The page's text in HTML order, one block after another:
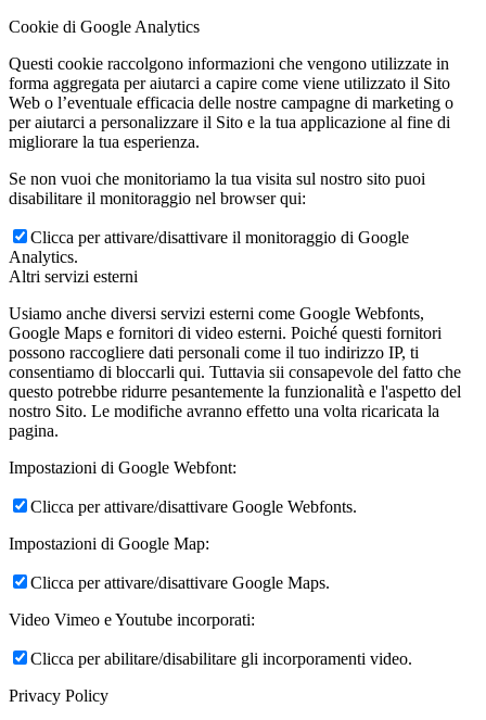
Cookie di Google Analytics
Questi cookie raccolgono informazioni che vengono utilizzate in
forma aggregata per aiutarci a capire come viene utilizzato il Sito
Web o l’eventuale efficacia delle nostre campagne di marketing o
per aiutarci a personalizzare il Sito e la tua applicazione al fine di
migliorare la tua esperienza.
Se non vuoi che monitoriamo la tua visita sul nostro sito puoi
disabilitare il monitoraggio nel browser qui:
Clicca per attivare/disattivare il monitoraggio di Google
Analytics.
Altri servizi esterni
Usiamo anche diversi servizi esterni come Google Webfonts,
Google Maps e fornitori di video esterni. Poiché questi fornitori
possono raccogliere dati personali come il tuo indirizzo IP, ti
consentiamo di bloccarli qui. Tuttavia sii consapevole del fatto che
questo potrebbe ridurre pesantemente la funzionalità e l'aspetto del
nostro Sito. Le modifiche avranno effetto una volta ricaricata la
pagina.
Impostazioni di Google Webfont:
Clicca per attivare/disattivare Google Webfonts.
Impostazioni di Google Map:
Clicca per attivare/disattivare Google Maps.
Video Vimeo e Youtube incorporati:
Clicca per abilitare/disabilitare gli incorporamenti video.
Privacy Policy